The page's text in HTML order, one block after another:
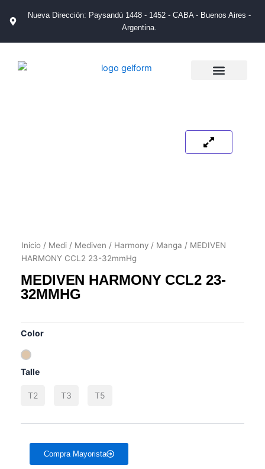
Nueva Dirección: Paysandú 1448 - 1452 - CABA - Buenos Aires -
Argentina.
Inicio / Medi / Mediven / Harmony / Manga / MEDIVEN
HARMONY CCL2 23-32mmHg
MEDIVEN HARMONY CCL2 23-
32MMHG
Color
Talle
T2 T3 T5
Compra Mayorista